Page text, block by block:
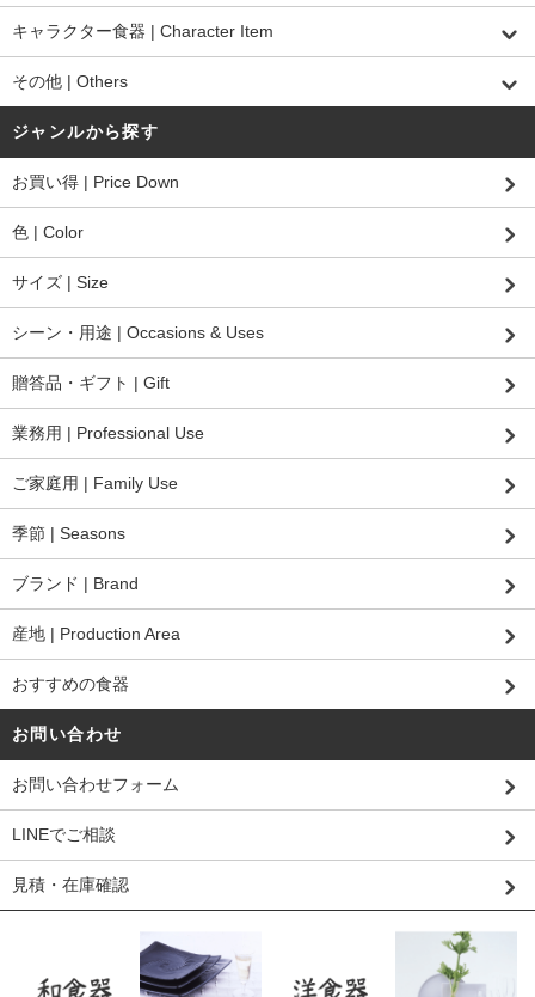
キャラクター食器 | Character Item
その他 | Others
ジャンルから探す
お買い得 | Price Down
色 | Color
サイズ | Size
シーン・用途 | Occasions & Uses
贈答品・ギフト | Gift
業務用 | Professional Use
ご家庭用 | Family Use
季節 | Seasons
ブランド | Brand
産地 | Production Area
おすすめの食器
お問い合わせ
お問い合わせフォーム
LINEでご相談
見積・在庫確認